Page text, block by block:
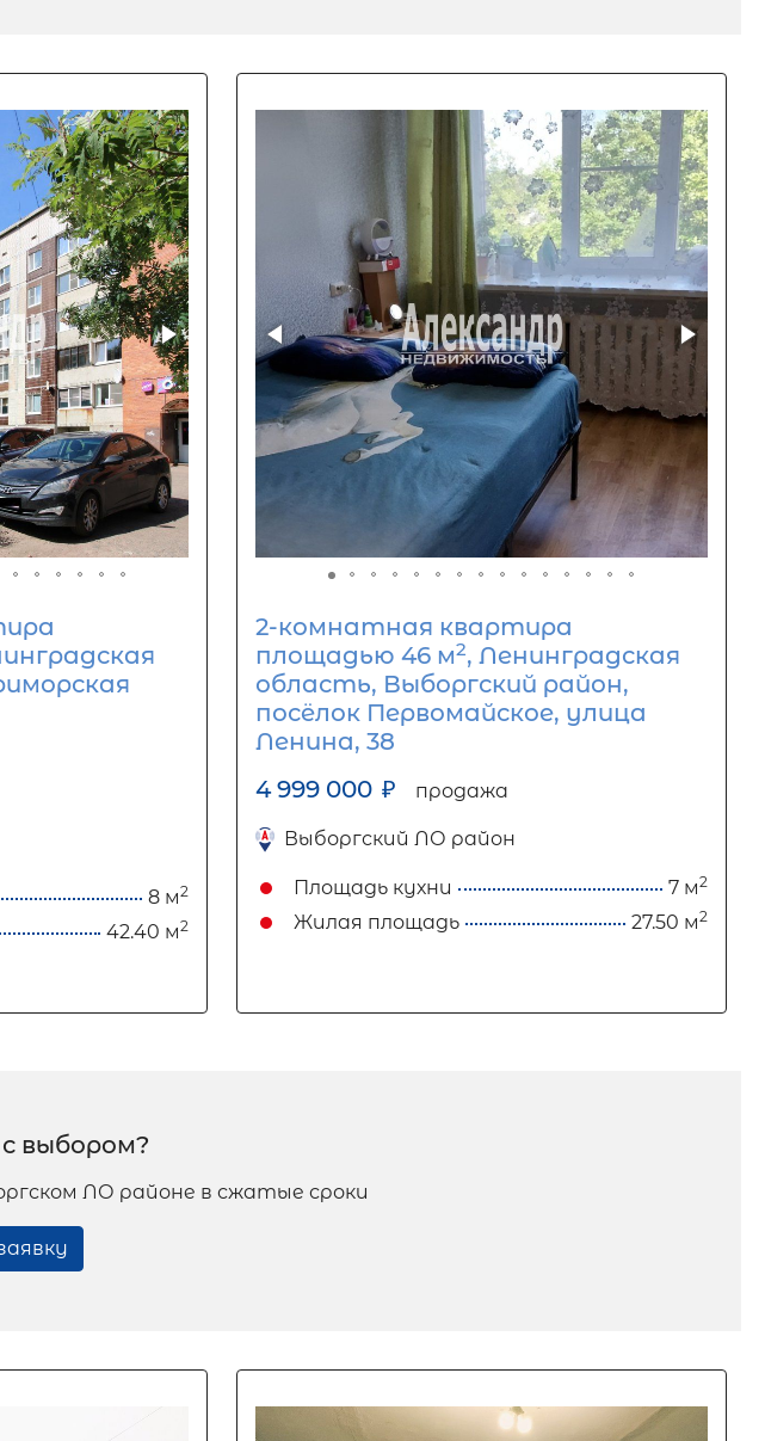
8 м2
42.40 м2
2-комнатная квартира
площадью 46 м2, Ленинградская
область, Выборгский район,
посёлок Первомайское, улица
Ленина, 38
4 999 000 ₽ продажа
Выборгский ЛО район
Площадь кухни 7 м2
Жилая площадь 27.50 м2
выбором?
ЛО районе в сжатые сроки